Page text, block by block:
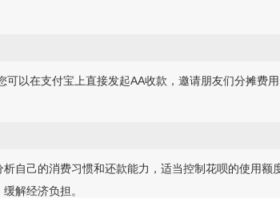
以在支付宝上直接发起AA收款，邀请朋友们分摊费
自己的消费习惯和还款能力，适当控制花呗的使用额
解经济负担。